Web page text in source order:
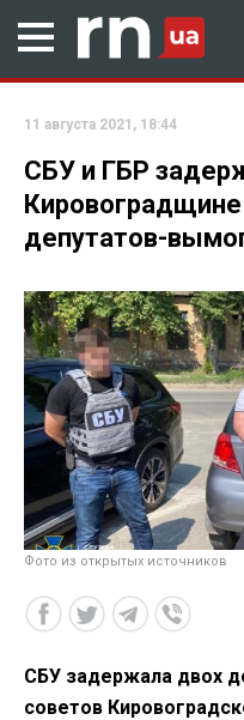
11 августа 2021, 18:44
СБУ и ГБР
депутатов-
Фото из открытых источников
СБУ задержала двох
советов